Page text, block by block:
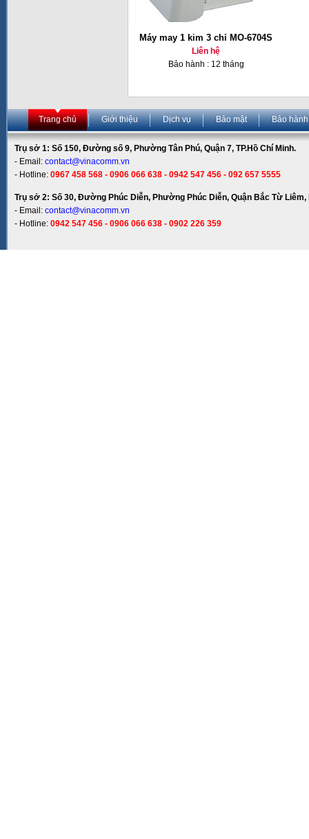
Máy may 1 kim 3 chỉ MO-6704S
Liên hệ
Bảo hành : 12 tháng
Trang chủ Giới thiệu Dịch vụ Bảo mật Bảo hành
Trụ sở 1: Số 150, Đường số 9, Phường Tân Phú, Quận 7, TP.Hồ Chí Minh.
- Email: contact@vinacomm.vn
- Hotline: 0967 458 568 - 0906 066 638 - 0942 547 456 - 092 657 5555
Trụ sở 2: Số 30, Đường Phúc Diễn, Phường Phúc Diễn, Quận Bắc Từ Liêm,
- Email: contact@vinacomm.vn
- Hotline: 0942 547 456 - 0906 066 638 - 0902 226 359